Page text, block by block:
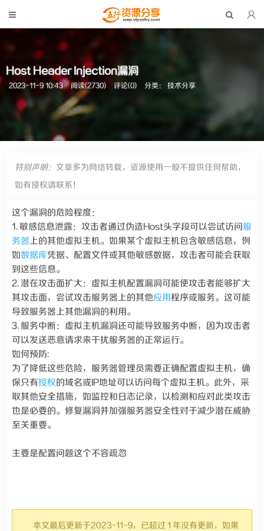
Host Header Injection漏洞
2023-11-9 10:43 阅读(2730) 评论(0) 分类： 技术分享
特别声明： 文章多为网络转载，资源使用一般不提供任何帮助，
如有侵权请联系！
这个漏洞的危险程度：
1. 敏感信息泄露：攻击者通过伪造Host头字段可以尝试访问服
务器上的其他虚拟主机。如果某个虚拟主机包含敏感信息，例
如数据库凭据、配置文件或其他敏感数据，攻击者可能会获取
到这些信息。
2. 潜在攻击面扩大：虚拟主机配置漏洞可能使攻击者能够扩大
其攻击面，尝试攻击服务器上的其他应用程序或服务。这可能
导致服务器上其他漏洞的利用。
3. 服务中断：虚拟主机漏洞还可能导致服务中断，因为攻击者
可以发送恶意请求来干扰服务器的正常运行。
如何预防:
为了降低这些危险，服务器管理员需要正确配置虚拟主机，确
保只有授权的域名或IP地址可以访问每个虚拟主机。此外，采
取其他安全措施，如监控和日志记录，以检测和应对此类攻击
也是必要的。修复漏洞并加强服务器安全性对于减少潜在威胁
至关重要。
主要是配置问题这个不容疏忽
本文最后更新于2023-11-9，已超过 1 年没有更新，如果